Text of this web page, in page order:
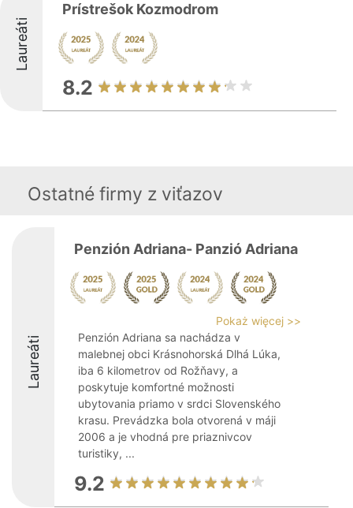
Laureáti
Prístrešok Kozmodrom
8.2
Ostatné firmy z viťazov
Laureáti
Penzión Adriana- Panzió Adriana
Pokaż więcej >>
Penzión Adriana sa nachádza v
malebnej obci Krásnohorská Dlhá Lúka,
iba 6 kilometrov od Rožňavy, a
poskytuje komfortné možnosti
ubytovania priamo v srdci Slovenského
krasu. Prevádzka bola otvorená v máji
2006 a je vhodná pre priaznivcov
turistiky, ...
9.2